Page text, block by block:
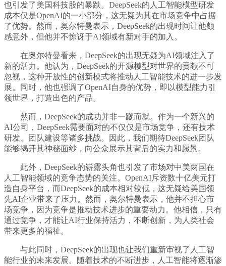
也引发了美国科技股的暴跌。DeepSeek的人工智能模型研发
成本仅是OpenAI的一小部分，这无疑为其在市场竞争中占据
了优势。然而，奥尔特曼表示，DeepSeek的出现时间让他颇
感意外，但他并不惊讶于AI领域有新对手的加入。
在奥尔特曼看来，DeepSeek的出现无疑为AI领域注入了
新的活力。他认为，DeepSeek的开源模型对世界的贡献不可
忽视，这种开放性的创新模式将推动人工智能技术的进一步发
展。同时，他也强调了OpenAI自身的优势，即以模型能力引
领世界，打造出色的产品。
然而，DeepSeek的成功并非一蹴而就。作为一个新兴的
AI公司，DeepSeek需要面对的不仅仅是市场竞争，还有技术
研发、团队建设等诸多挑战。因此，我们期待DeepSeek团队
能够揭开其神秘面纱，向公众展示其背后的实力和愿景。
此外，DeepSeek的崭露头角也引发了市场对中美两国在
人工智能领域的竞争态势的关注。OpenAI斥资数十亿美元打
造自身平台，而DeepSeek的成本相对较低，这无疑给美国领
先AI企业带来了压力。然而，奥尔特曼表示，他并不担心市
场竞争，因为竞争是推动技术进步的重要动力。他相信，只有
通过竞争，才能让AI行业保持活力，不断创新，为人类社会
带来更多的福祉。
与此同时，DeepSeek的出现也让我们重新审视了人工智
能行业的未来发展。随着技术的不断进步，人工智能将逐渐渗